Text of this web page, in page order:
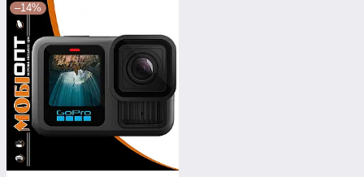
–14%